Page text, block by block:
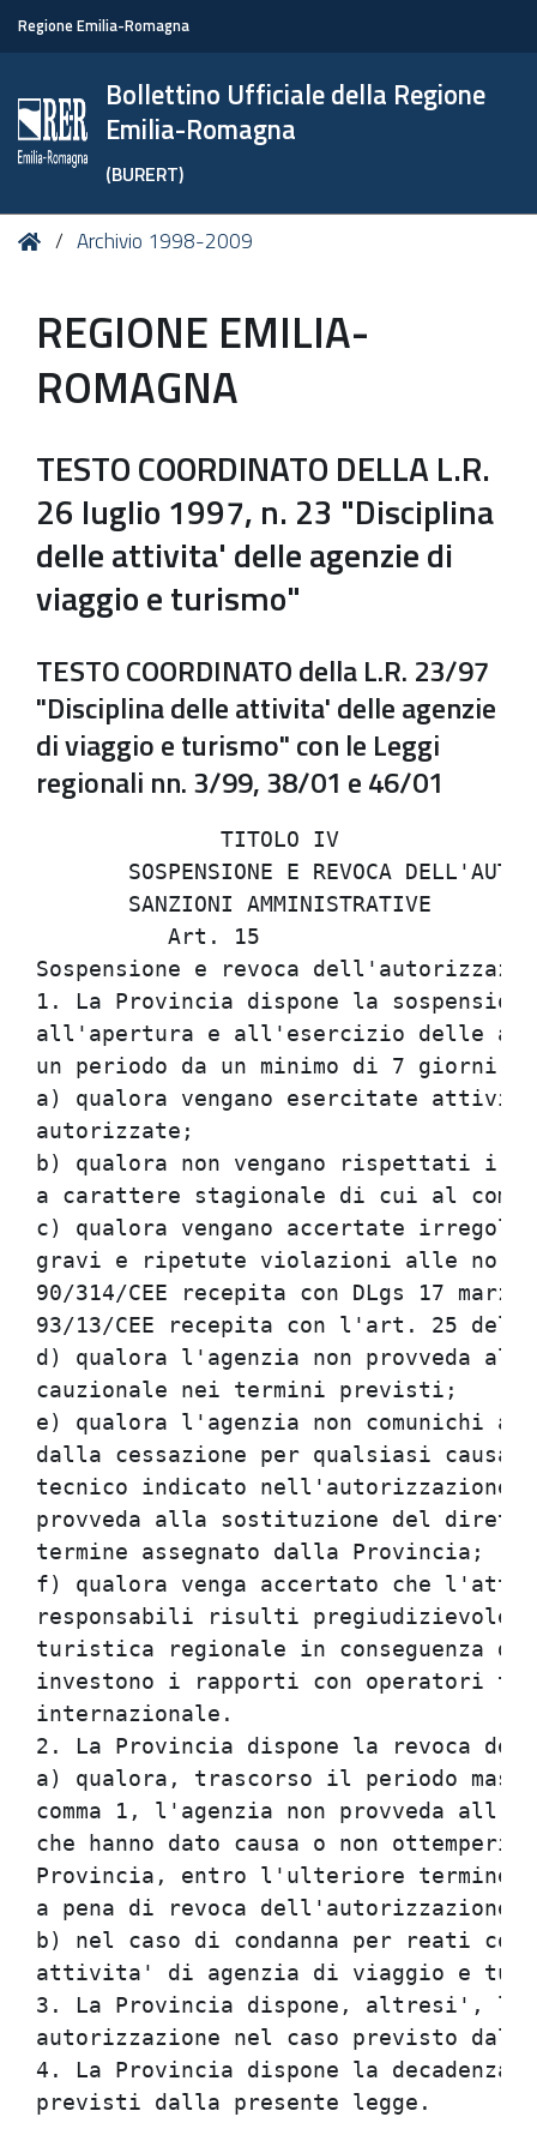
Regione Emilia-Romagna
Bollettino Ufficiale della Regione
Emilia-Romagna
(BURERT)
Tu HomeArchivio 1998-2009
REGIONE EMILIA-
ROMAGNA
TESTO COORDINATO DELLA L.R.
26 luglio 1997, n. 23 "Disciplina
delle attivita' delle agenzie di
viaggio e turismo"
TESTO COORDINATO della L.R. 23/97
"Disciplina delle attivita' delle agenzie
di viaggio e turismo" con le Leggi
regionali nn. 3/99, 38/01 e 46/01
SOSPENSIONE E
Sospensione e
1. La Provincia dispone la
all'apertura e all'esercizio
un periodo da un minimo di
a) qualora vengano
b) qualora non vengano
a carattere stagionale
c) qualora vengano accertate
gravi e ripetute violazioni
90/314/CEE recepita con DLgs
93/13/CEE recepita con l'art.
d) qualora l'agenzia non
cauzionale
e) qualora l'agenzia non
dalla cessazione per
tecnico indicato
provveda alla sostituzione
termine
f) qualora venga accertato
responsabili risulti
turistica regionale in
investono i rapporti con
2. La Provincia dispone
a) qualora, trascorso il periodo
comma 1, l'agenzia non
che hanno dato causa o
Provincia, entro l'ulteriore
a pena di revoca
b) nel caso di condanna
attivita' di
3. La Provincia dispone,
autorizzazione nel caso
4. La Provincia dispone la